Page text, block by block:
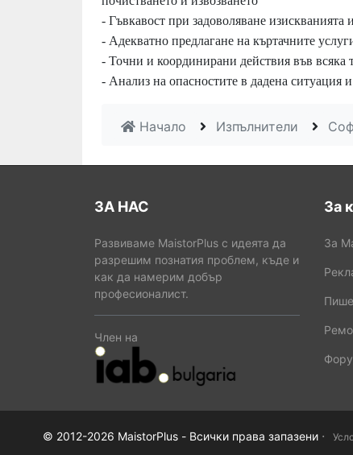
- Гъвкавост при задоволяване изискванията
- Адекватно предлагане на къртачните
- Точни и координирани действия във всяка
- Анализ на опасностите в дадена ситуация
Начало Изпълнители
ЗА НАС
Развиваме MaistorPlus с идеята да
разрешим познатия проблем, къде и
как да намерим добър
професионалист.
Член на
За
За
© 2012-2026 MaistorPlus - Всички права запазени ·